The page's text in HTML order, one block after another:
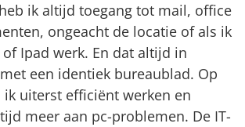
ik altijd toegang tot mail, office
ongeacht de locatie of als ik
Ipad werk. En dat altijd in
een identiek bureaublad. Op
uiterst efficiënt werken en
meer aan pc-problemen. De IT-